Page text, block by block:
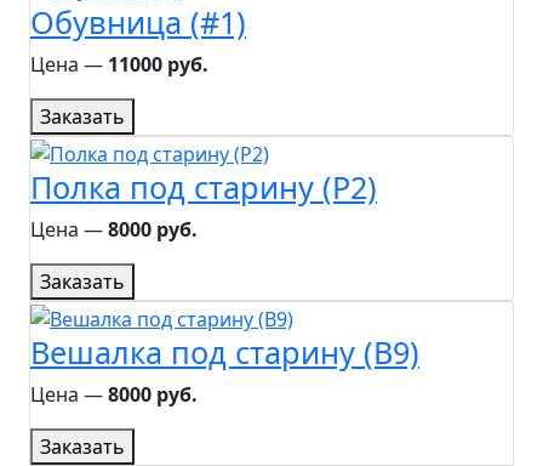
Обувница (#1)
Цена ― 11000 руб.
Заказать
Полка под старину (P2)
Цена ―8000 руб.
Заказать
Вешалка под старину (B9)
Цена ―8000 руб.
Заказать